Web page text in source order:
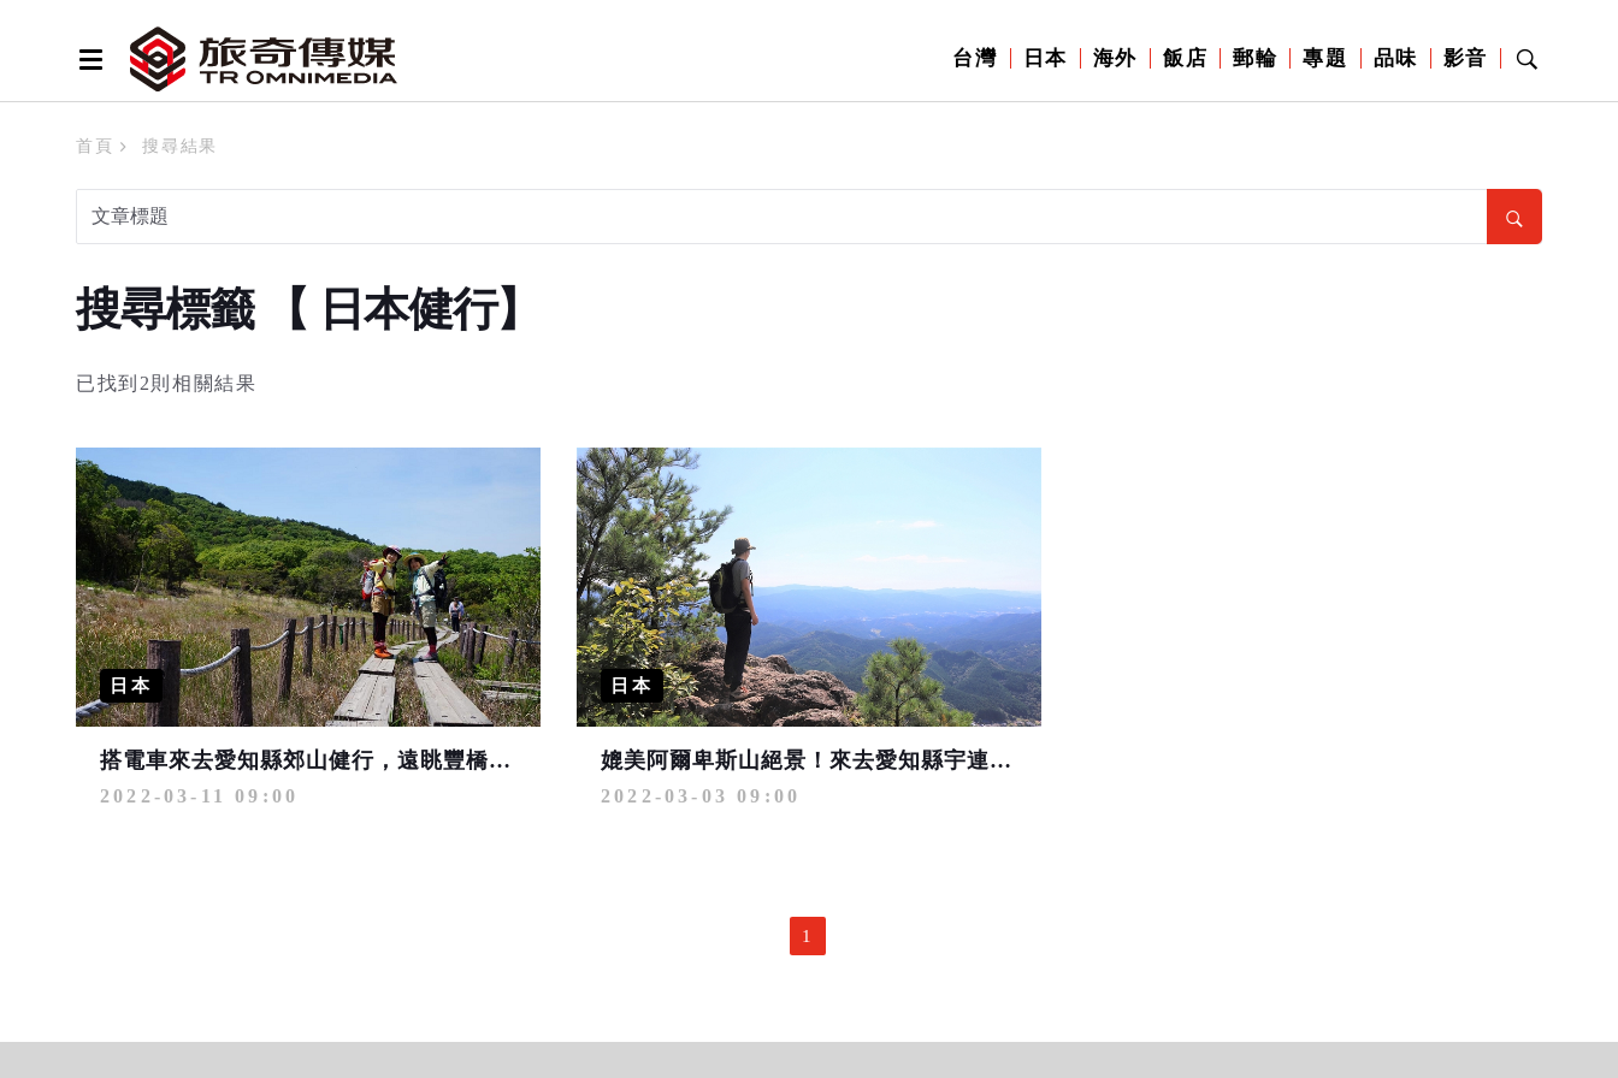
台灣 日本 海外 飯店 郵輪 專題 品味 影音
首頁 搜尋結果
搜尋標籤 【 日本健行】
已找到2則相關結果
日本
搭電車來去愛知縣郊山健行，遠眺豐橋平原、親近濕原生態！
2022-03-11 09:00
日本
媲美阿爾卑斯山絕景！來去愛知縣宇連山╱鳳來寺山一日健走
2022-03-03 09:00
1